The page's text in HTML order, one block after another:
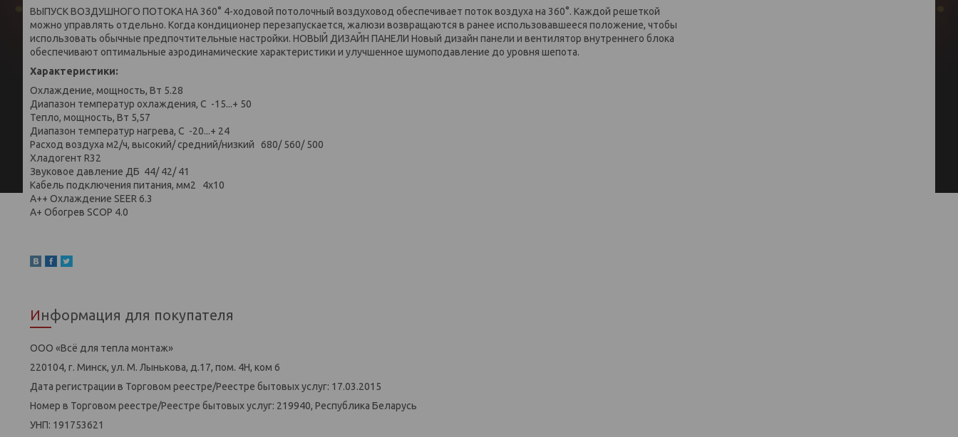
ВЫПУСК ВОЗДУШНОГО ПОТОКА НА 360° 4-ходовой потолочный воздуховод обеспечивает поток воздуха на 360°. Каждой решеткой
можно управлять отдельно. Когда кондиционер перезапускается, жалюзи возвращаются в ранее использовавшееся положение, чтобы
использовать обычные предпочтительные настройки. НОВЫЙ ДИЗАЙН ПАНЕЛИ Новый дизайн панели и вентилятор внутреннего блока
обеспечивают оптимальные аэродинамические характеристики и улучшенное шумоподавление до уровня шепота.
Характеристики:
Охлаждение, мощность, Вт 5.28
Диапазон температур охлаждения, С -15...+ 50
Тепло, мощность, Вт 5,57
Диапазон температур нагрева, С -20...+ 24
Расход воздуха м2/ч, высокий/ средний/низкий 680/ 560/ 500
Хладогент R32
Звуковое давление ДБ 44/ 42/ 41
Кабель подключения питания, мм2 4х10
A++ Охлаждение SEER 6.3
A+ Обогрев SCOP 4.0
Информация для покупателя
ООО «Всё для тепла монтаж»
220104, г. Минск, ул. М. Лынькова, д.17, пом. 4Н, ком 6
Дата регистрации в Торговом реестре/Реестре бытовых услуг: 17.03.2015
Номер в Торговом реестре/Реестре бытовых услуг: 219940, Республика Беларусь
УНП: 191753621